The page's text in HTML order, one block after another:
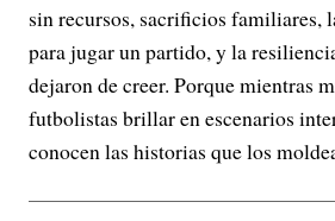
sin recursos, sacrificios familiares,
para jugar un partido, y la
dejaron de creer. Porque mientras
futbolistas brillar en escenarios
conocen las historias que los